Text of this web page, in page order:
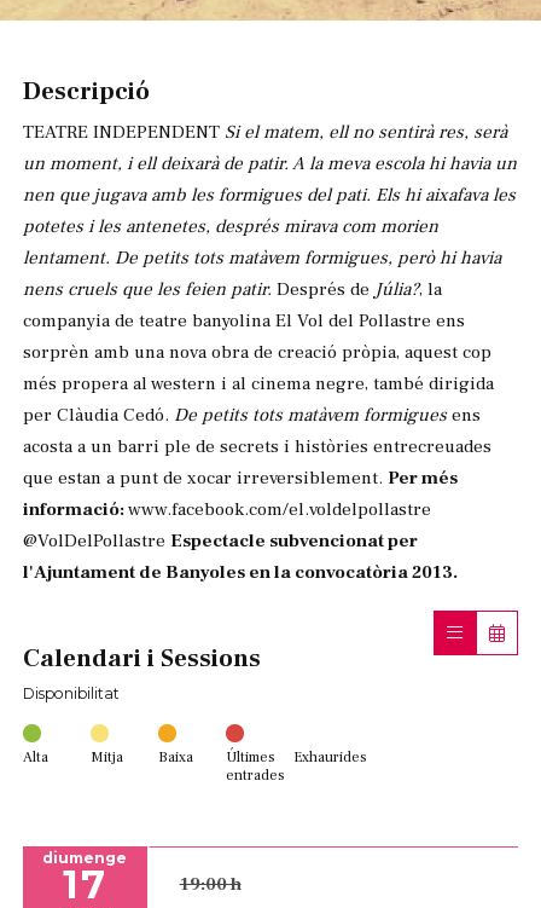
Descripció
TEATRE INDEPENDENT Si el matem, ell no sentirà res, serà
un moment, i ell deixarà de patir. A la meva escola hi havia un
nen que jugava amb les formigues del pati. Els hi aixafava les
potetes i les antenetes, després mirava com morien
lentament. De petits tots matàvem formigues, però hi havia
nens cruels que les feien patir. Després de Júlia?, la
companyia de teatre banyolina El Vol del Pollastre ens
sorprèn amb una nova obra de creació pròpia, aquest cop
més propera al western i al cinema negre, també dirigida
per Clàudia Cedó. De petits tots matàvem formiguesens
acosta a un barri ple de secrets i històries entrecreuades
que estan a punt de xocar irreversiblement. Per més
informació:www.facebook.com/el.voldelpollastre
@VolDelPollastre Espectacle subvencionat per
l'Ajuntament de Banyoles en la convocatòria 2013.
Calendari i Sessions
Disponibilitat
Alta Mitja Baixa
Últimes
entrades
Exhaurides
diumenge
17
19:00 h